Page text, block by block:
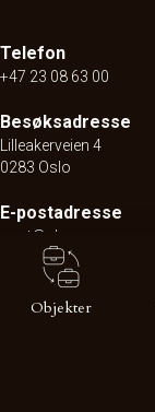
Telefon
+47 23 08 63 00
Besøksadresse
Lilleakerveien 4
0283 Oslo
E-postadresse
post@nbm.no
Postadresse
Postboks 565 Skøyen
Objekter